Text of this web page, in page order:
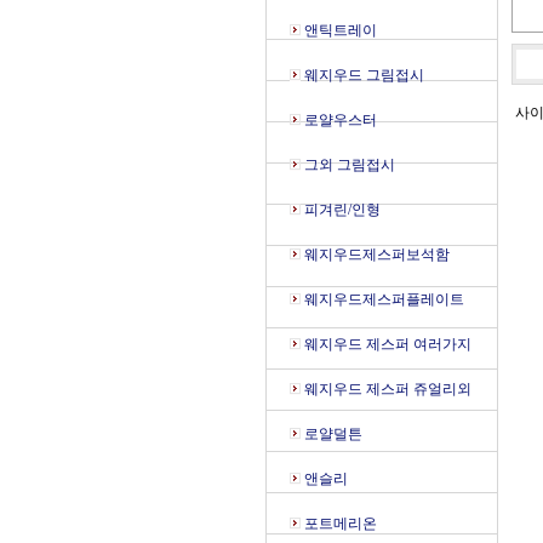
앤틱트레이
웨지우드 그림접시
로얄우스터
그외 그림접시
피겨린/인형
웨지우드제스퍼보석함
웨지우드제스퍼플레이트
웨지우드 제스퍼 여러가지
웨지우드 제스퍼 쥬얼리외
로얄덜튼
앤슬리
포트메리온
사